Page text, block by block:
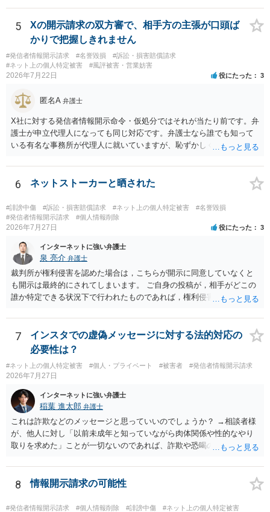
渉が行われ、双方合意に至れば支払が開始され、決裂して相手方が訴
訟提起を選択すれば訴訟の中で解決がなされる流れが通常です。
5
Xの開示請求の双方審で、相手方の主張が口頭ば
かりで把握しきれません
#発信者情報開示請求 #名誉毀損
#訴訟・損害賠償請求
#ネット上の個人特定被害
#風評被害・営業妨害
2026年7月22日 役にたった 3
匿名A 弁護士
X社に対する発信者情報開示命令・仮処分ではそれが当たり前です。弁
護士が申立代理人になっても同じ対応です。弁護士なら誰でも知って
いる有名な事務所が代理人に就いていますが、恥ずかしくないのだろ
6 ネットストーカーと晒された
#誹謗中傷 #訴訟・損害賠償請求 #ネット上の個人特定被害
#名誉毀損
#発信者情報開示請求
#個人情報削除
2026年7月27日 役にたった 3
インターネットに強い弁護士
泉 亮介 弁護士
裁判所が権利侵害を認めた場合は，こちらが開示に同意していなくと
も開示は最終的にされてしまいます。 ご自身の投稿が，相手がどこの
誰か特定できる状況下で行われたものであれば，権利侵害性が認めら
いても，アカウントを特定したうえで，ネットストーカーとして晒し
たのであれば，かかる行為に権利侵害性が認められる可能性はあるで
しょう。
7
インスタでの虚偽メッセージに対する法的対応の
必要性は？
#ネット上の個人特定被害 #個人・プライベート #被害者 #発信者情報開示請求
2026年7月27日
インターネットに強い弁護士
稲葉 進太郎 弁護士
これは詐欺などのメッセージと思っていいのでしょうか？ →相談者様
が、他人に対し「以前未成年と知っていながら肉体関係や性的なやり
取りを求めた」ことが一切ないのであれば、詐欺や恐喝の可能性が高
8 情報開示請求の可能性
#発信者情報開示請求 #個人情報削除 #誹謗中傷
#ネット上の個人特定被害